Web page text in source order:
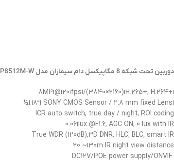
دوربین تحت شبکه 8 مگاپیکسل دام سیماران مدل SM-IP8512M-W
ا+H.265+, H.264ا(2160×3840)/اfpsا20ا@ا8MP
اSONY CMOS Sensor / 2.8 mm fixed Lens ا”8ا.ا½
ICR auto switch, true day / night, ROI coding
lux @F1.6, AGC ON; 0 lux with IRا0.06
True WDR (120dB),3D DNR, HLC, BLC, smart IR
30m IR night view distanceا~ 20